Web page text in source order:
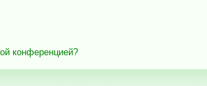
конференцией?